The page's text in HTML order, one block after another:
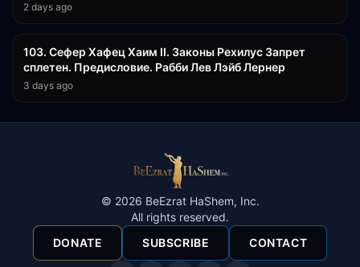
2 days ago
103. Сефер Хафец Хаим II. Законы Рехилус Запрет
сплетен. Предисловие. Рабби Лев Лэйб Лернер
3 days ago
© 2026 BeEzrat HaShem, Inc.
All rights reserved.
DONATE
SUBSCRIBE CONTACT